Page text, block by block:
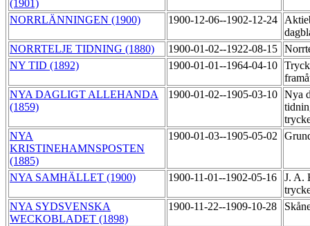
(1901)
NORRLÄNNINGEN (1900) 1900-12-06--1902-12-24
NORRTELJE TIDNING (1880)
1900-01-02--1922-08-15
NY TID (1892)
1900-01-01--1964-04-10
NYA DAGLIGT ALLEHANDA
(1859)
1900-01-02--1905-03-10 Nya
NYA
KRISTINEHAMNSPOSTEN
(1885)
1900-01-03--1905-05-02
NYA SAMHÄLLET (1900) 1900-11-01--1902-05-16
J. A.
NYA SYDSVENSKA
WECKOBLADET (1898)
1900-11-22--1909-10-28